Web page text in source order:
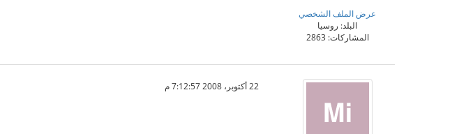
عرض الملف الشخصي
البلد: روسيا
المشاركات: 2863
22 أكتوبر، 2008 7:12:57 م